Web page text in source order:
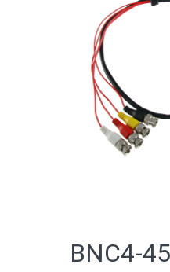
CATALOGO
BNC4-45